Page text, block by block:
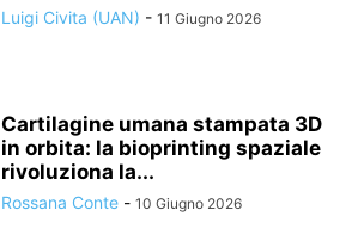
Luigi Civita (UAN) - 11 Giugno 2026
Cartilagine umana stampata 3D
in orbita: la bioprinting spaziale
rivoluziona la...
Rossana Conte - 10 Giugno 2026